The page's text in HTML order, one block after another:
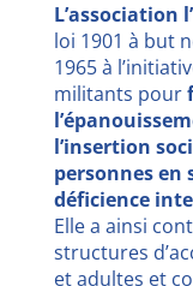
L’association
loi 1901 à but
1965 à
militants pour
l’insertion
personnes
déficience
Elle a ainsi
structures
et adultes et